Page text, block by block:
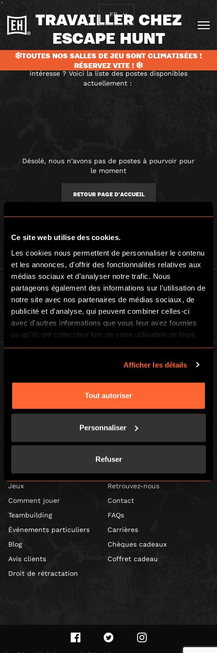
Ce site web utilise des cookies.
Les cookies nous permettent de personnaliser le contenu
et les annonces, d'offrir des fonctionnalités relatives aux
médias sociaux et d'analyser notre trafic. Nous
partageons également des informations sur l'utilisation de
notre site avec nos partenaires de médias sociaux, de
publicité et d'analyse, qui peuvent combiner celles-ci
avec d'autres informations que vous leur avez fournies
ou qu'ils ont collectées lors de votre utilisation de leurs
services.
Afficher les détails
Tout autoriser
Personnaliser
Refuser
`
FR
❄️TOUTES NOS SALLES DE JEU SONT CLIMATISÉES !
RÉSERVEZ VITE ! ❄️
TRAVAILLER CHEZ
ESCAPE HUNT
Rejoindre notre fabuleuse équipe vous
intéresse ? Voici la liste des postes disponibles
actuellement :
Désolé, nous n'avons pas de postes à pourvoir pour
le moment
RETOUR PAGE D'ACCUEIL
En savoir d’avantage sur Escape Hunt
À PROPOS
BGP ESCAPE
Registered address: 16 rue Louise Emilie de la Tour d'Auvergne, Paris
75009, France
©️ 2026. All Rights Reserved.
Jeux
Comment jouer
Teambuilding
Événements particuliers
Blog
Avis clients
Droit de rétractation
Retrouvez-nous
Contact
FAQs
Carrières
Chèques cadeaux
Coffret cadeau